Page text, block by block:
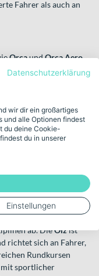
Fahrer als auch an
OrcaundOrca Aero
das Orca als
richtet sich das
aerodynamische
ergänzt das
gegen die Uhr.
der Marke: Die
Asphalt und
und
ab. DieOizist
richtet sich an Fahrer,
Rundkursen
mit sportlicher
Datenschutzerklärung
wir dir ein großartiges
und alle Optionen findest
du deine Cookie-
du in unserer
Einstellungen